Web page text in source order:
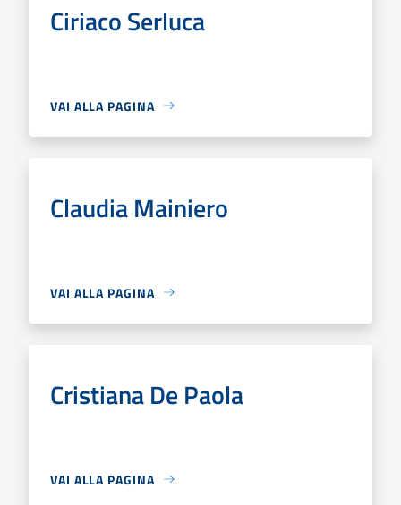
Ciriaco Serluca
VAI ALLA PAGINA
Claudia Mainiero
VAI ALLA PAGINA
Cristiana De Paola
VAI ALLA PAGINA